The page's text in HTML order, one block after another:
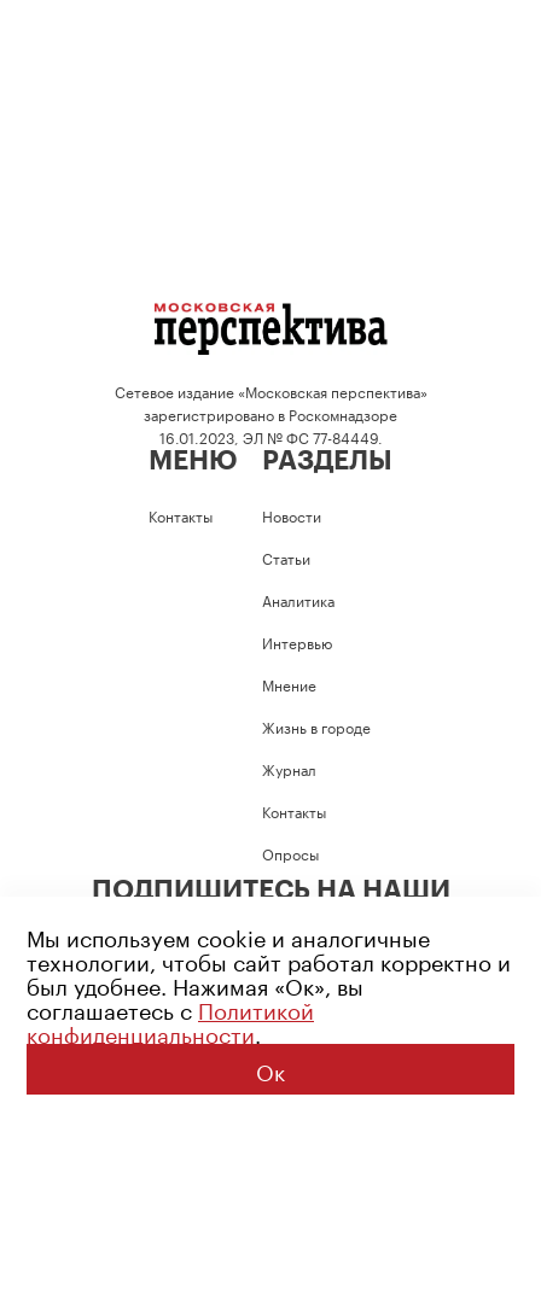
Сетевое издание «Московская перспектива»
зарегистрировано в Роскомнадзоре
16.01.2023, ЭЛ № ФС 77-84449.
МЕНЮ
Контакты
РАЗДЕЛЫ
Новости
Статьи
Аналитика
Интервью
Мнение
Жизнь в городе
Журнал
Контакты
Опросы
ПОДПИШИТЕСЬ НА НАШИ
Возрастное ограничение: 16+
Политика конфиденциальности
© 2026 Все права защищены
Мы используем cookie и аналогичные
технологии, чтобы сайт работал корректно и
был удобнее. Нажимая «Ок», вы
соглашаетесь с Политикой
конфиденциальности.
Ок